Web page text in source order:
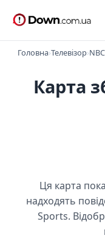
Головна›Телевізор›
Карта
Ця карта
надходять
Sports.